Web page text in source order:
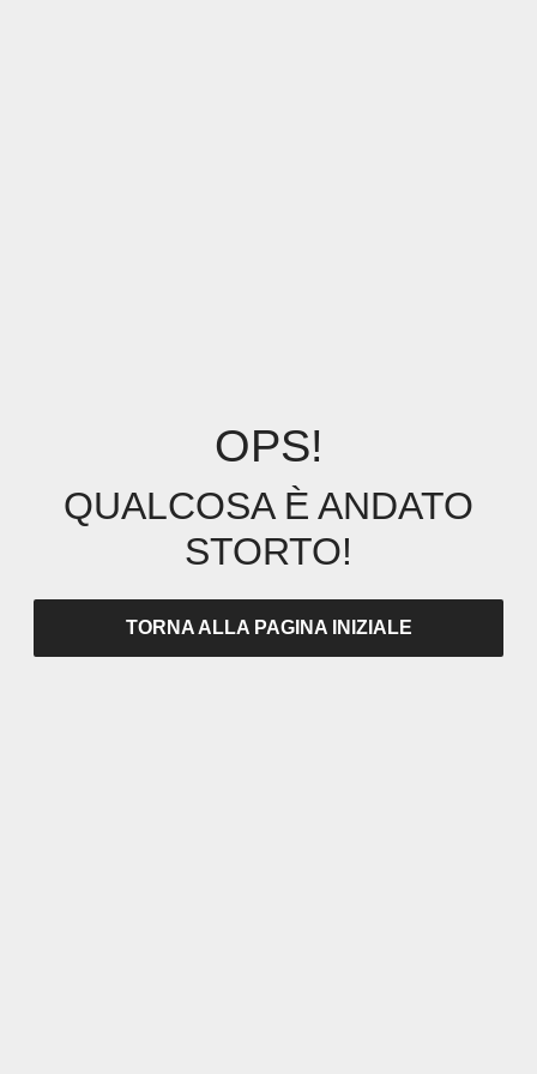
OPS!
QUALCOSA È ANDATO
STORTO!
TORNA ALLA PAGINA INIZIALE